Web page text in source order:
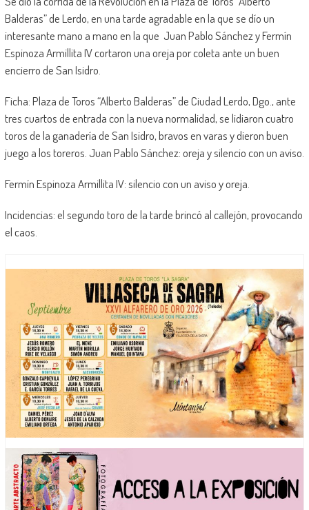
Balderas” de Lerdo, en una tarde agradable en la que se dío un
interesante mano a mano en la que Juan Pablo Sánchez y Fermín
Espinoza Armillita IV cortaron una oreja por coleta ante un buen
encierro de San Isidro.
Ficha: Plaza de Toros “Alberto Balderas” de Ciudad Lerdo, Dgo., ante
tres cuartos de entrada con la nueva normalidad, se lidiaron cuatro
toros de la ganadería de San Isidro, bravos en varas y dieron buen
juego a los toreros. Juan Pablo Sánchez: oreja y silencio con un aviso.
Fermín Espinoza Armillita IV: silencio con un aviso y oreja.
Incidencias: el segundo toro de la tarde brincó al callejón, provocando
el caos.